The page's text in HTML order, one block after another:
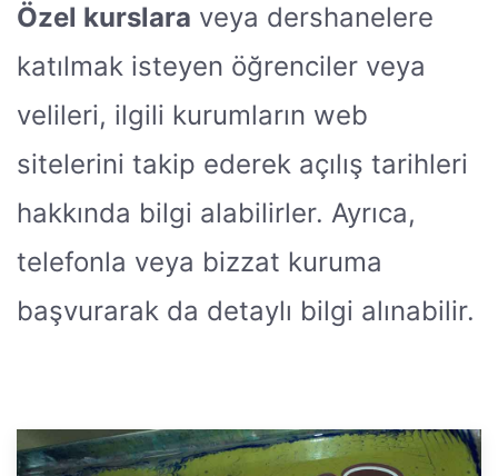
Özel kurslara veya dershanelere
katılmak isteyen öğrenciler veya
velileri, ilgili kurumların web
sitelerini takip ederek açılış tarihleri
hakkında bilgi alabilirler. Ayrıca,
telefonla veya bizzat kuruma
başvurarak da detaylı bilgi alınabilir.